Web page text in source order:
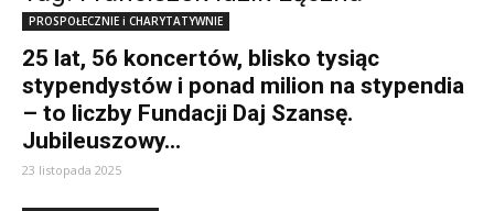
PROSPOŁECZNIE i CHARYTATYWNIE
25 lat, 56 koncertów, blisko tysiąc
stypendystów i ponad milion na stypendia
– to liczby Fundacji Daj Szansę.
Jubileuszowy...
23 listopada 2025